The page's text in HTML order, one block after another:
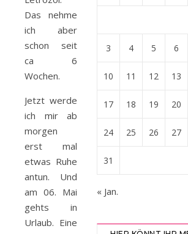
Das nehme
ich aber
schon seit
ca 6
Wochen.
Jetzt werde
ich mir ab
morgen
erst mal
etwas Ruhe
antun. Und
am 06. Mai
gehts in
Urlaub. Eine
3 4 5 6
10 11 12 13
17 18 19 20
24 25 26 27
31
« Jan.